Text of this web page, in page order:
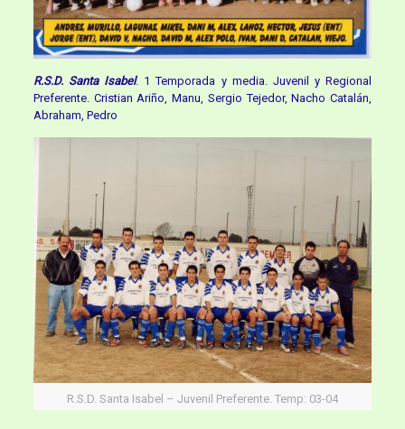
R.S.D. Santa Isabel. 1 Temporada y media. Juvenil y Regional
Preferente. Cristian Ariño, Manu, Sergio Tejedor, Nacho Catalán,
Abraham, Pedro
R.S.D. Santa Isabel – Juvenil Preferente. Temp: 03-04